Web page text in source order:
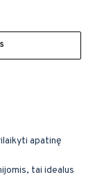
apatinę
tai idealus